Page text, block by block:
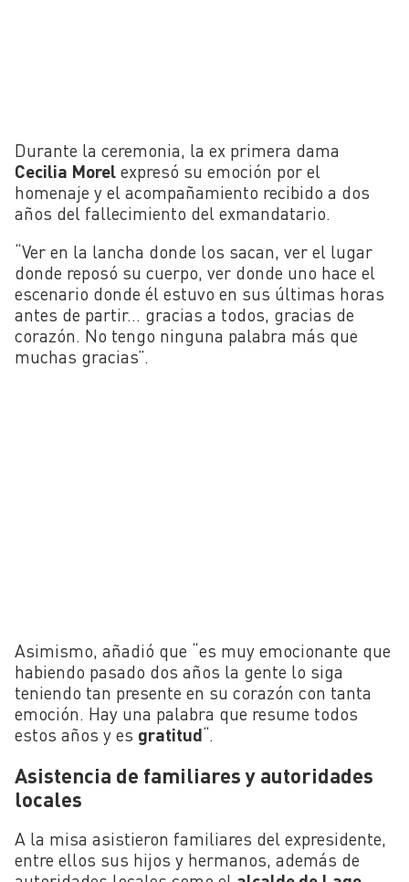
Durante la ceremonia, la ex primera dama
Cecilia Morel expresó su emoción por el
homenaje y el acompañamiento recibido a dos
años del fallecimiento del exmandatario.
“Ver en la lancha donde los sacan, ver el lugar
donde reposó su cuerpo, ver donde uno hace el
escenario donde él estuvo en sus últimas horas
antes de partir… gracias a todos, gracias de
corazón. No tengo ninguna palabra más que
muchas gracias”.
Asimismo, añadió que “es muy emocionante que
habiendo pasado dos años la gente lo siga
teniendo tan presente en su corazón con tanta
emoción. Hay una palabra que resume todos
estos años y es gratitud“.
Asistencia de familiares y autoridades
locales
A la misa asistieron familiares del expresidente,
entre ellos sus hijos y hermanos, además de